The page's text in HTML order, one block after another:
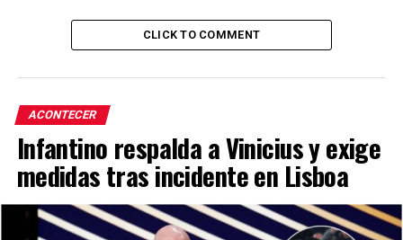
CLICK TO COMMENT
ACONTECER
Infantino respalda a Vinicius y exige
medidas tras incidente en Lisboa